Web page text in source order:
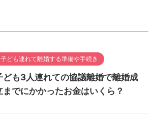
子ども連れて離婚する準備や手続き
ども3人連れての協議離婚で離婚成
までにかかったお金はいくら？